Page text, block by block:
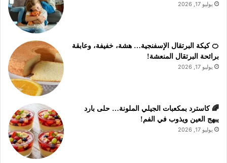
يوليو 17, 2026
🍊 كيكة البرتقال الإسفنجية… هشة، خفيفة، وعابقة
برائحة البرتقال المنعشة!
يوليو 17, 2026
🌈 كاسترد بمكعبات الجيلي الملونة… حلى بارد
يبهج العين ويذوب في الفم!
يوليو 17, 2026